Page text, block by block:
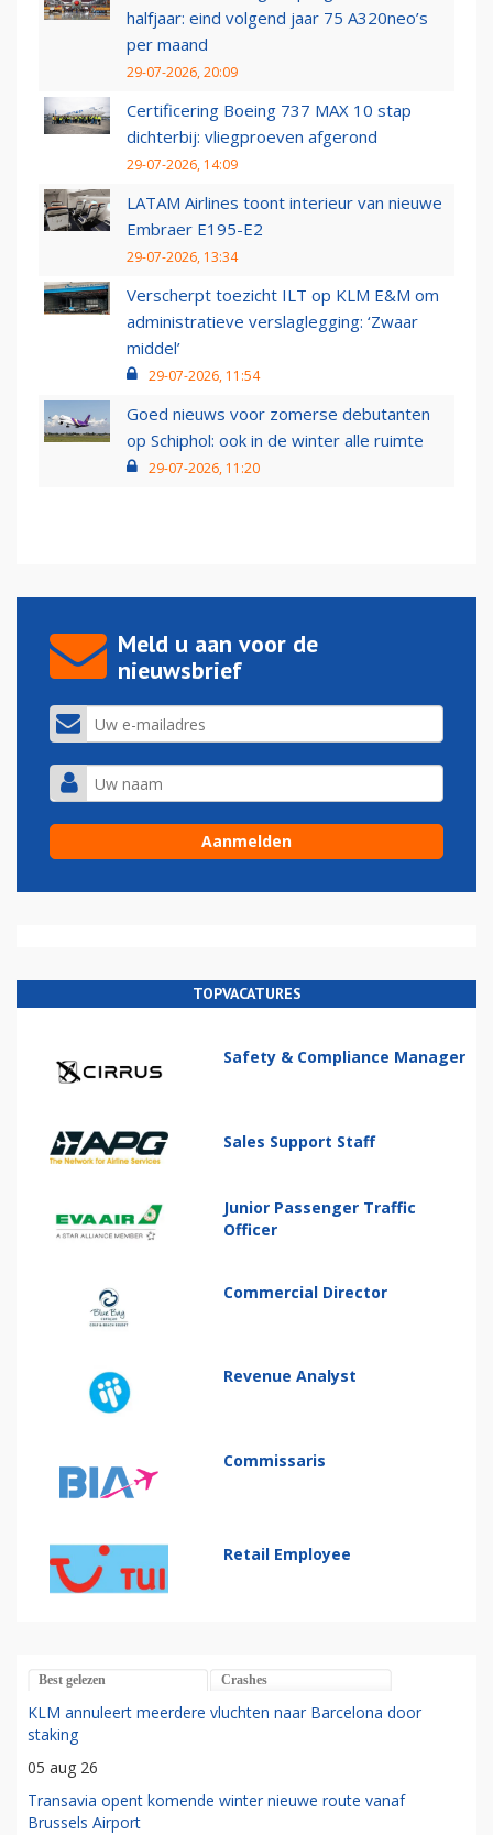
halfjaar: eind volgend jaar 75 A320neo’s
per maand
29-07-2026, 20:09
Certificering Boeing 737 MAX 10 stap
dichterbij: vliegproeven afgerond
29-07-2026, 14:09
LATAM Airlines toont interieur van nieuwe
Embraer E195-E2
29-07-2026, 13:34
Verscherpt toezicht ILT op KLM E&M om
administratieve verslaglegging: ‘Zwaar
middel’
29-07-2026, 11:54
Goed nieuws voor zomerse debutanten
op Schiphol: ook in de winter alle ruimte
29-07-2026, 11:20
Meld u aan voor de
nieuwsbrief
TOPVACATURES
Safety & Compliance Manager
Sales Support Staff
Junior Passenger Traffic
Officer
Commercial Director
Revenue Analyst
Commissaris
Retail Employee
Best gelezen Crashes
KLM annuleert meerdere vluchten naar Barcelona door
staking
05 aug 26
Transavia opent komende winter nieuwe route vanaf
Brussels Airport